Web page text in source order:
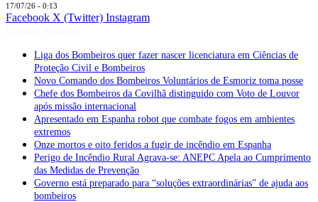
17/07/26 - 0:13
Facebook X (Twitter) Instagram
Liga dos Bombeiros quer fazer nascer licenciatura em Ciências de
Proteção Civil e Bombeiros
Novo Comando dos Bombeiros Voluntários de Esmoriz toma posse
Chefe dos Bombeiros da Covilhã distinguido com Voto de Louvor
após missão internacional
Apresentado em Espanha robot que combate fogos em ambientes
extremos
Onze mortos e oito feridos a fugir de incêndio em Espanha
Perigo de Incêndio Rural Agrava-se: ANEPC Apela ao Cumprimento
das Medidas de Prevenção
Governo está preparado para “soluções extraordinárias” de ajuda aos
bombeiros